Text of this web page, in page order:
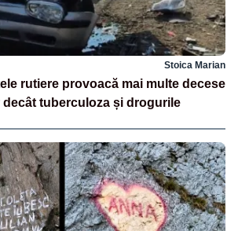
Stoica Marian
rutiere provoacă mai multe decese
tuberculoza și drogurile